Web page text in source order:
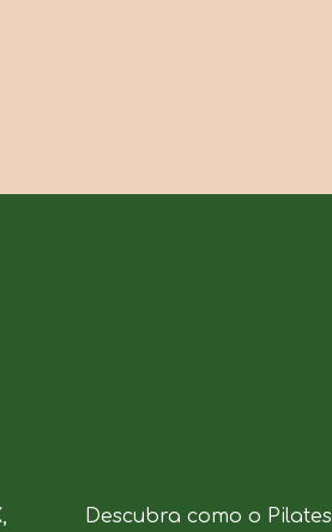
Descubra como o